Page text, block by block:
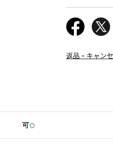
返品・キャン
可○